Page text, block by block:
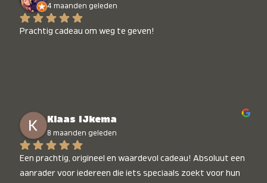
4 maanden geleden
Prachtig cadeau om weg te geven!
Klaas IJkema
8 maanden geleden
Een prachtig, origineel en waardevol cadeau! Absoluut een
aanrader voor iedereen die iets speciaals zoekt voor hun